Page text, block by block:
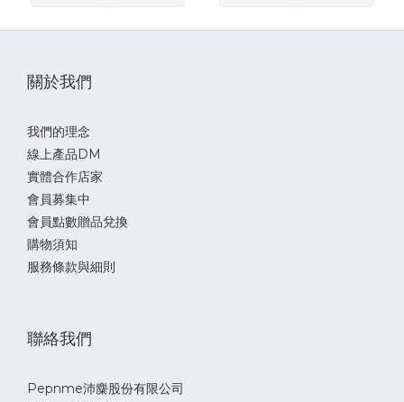
關於我們
我們的理念
線上產品DM
實體合作店家
會員募集中
會員點數贈品兌換
購物須知
服務條款與細則
聯絡我們
Pepnme沛麋股份有限公司